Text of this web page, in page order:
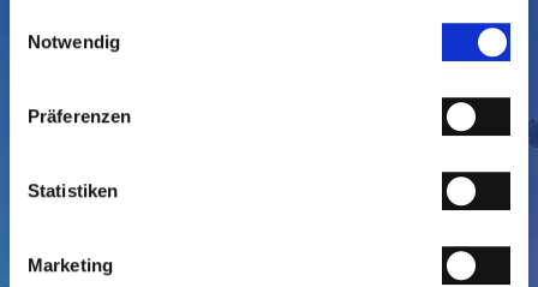
Notwendig
Präferenzen
Statistiken
Marketing
EINE BERATUNG?